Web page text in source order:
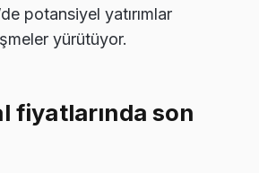
potansiyel yatırımlar
yürütüyor.
fiyatlarında son